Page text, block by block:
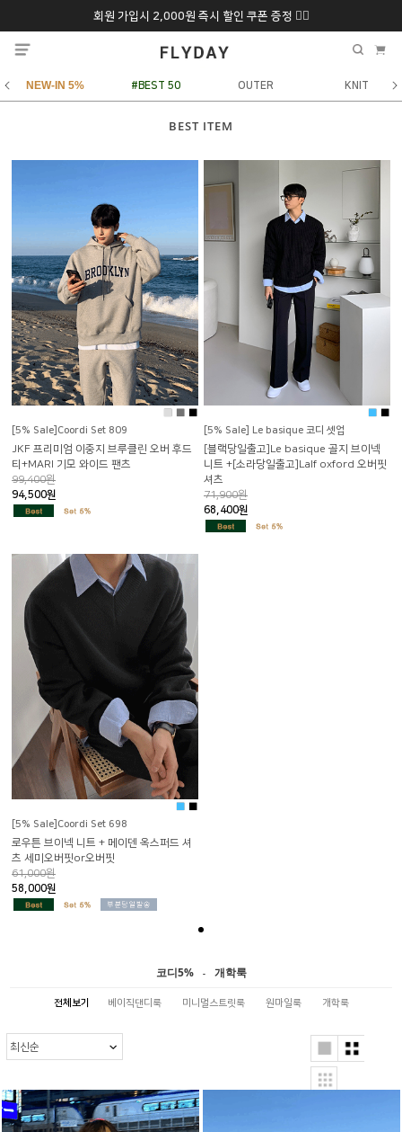
회원 가입시 2,000원 즉시 할인 쿠폰 증정 ❤️‍🔥
추석 특별 할인 10~20% 9/6 화 ~ 9/12월
NEW-IN 5% #BEST 50 OUTER KNIT
BEST ITEM
[5% Sale]Coordi Set 809
JKF 프리미엄 이중지 브루클린 오버 후드
티+MARI 기모 와이드 팬츠
99,400원
94,500원
[5% Sale] Le basique 코디 셋업
[블랙당일출고]Le basique 골지 브이넥
니트 +[소라당일출고]Lalf oxford 오버핏
셔츠
71,900원
68,400원
[5% Sale]Coordi Set 698
로우튼 브이넥 니트 + 메이덴 옥스퍼드 셔
츠 세미오버핏or오버핏
61,000원
58,000원
코디5% - 개학룩
전체보기 베이직댄디룩 미니멀스트릿룩 원마일룩 개학룩